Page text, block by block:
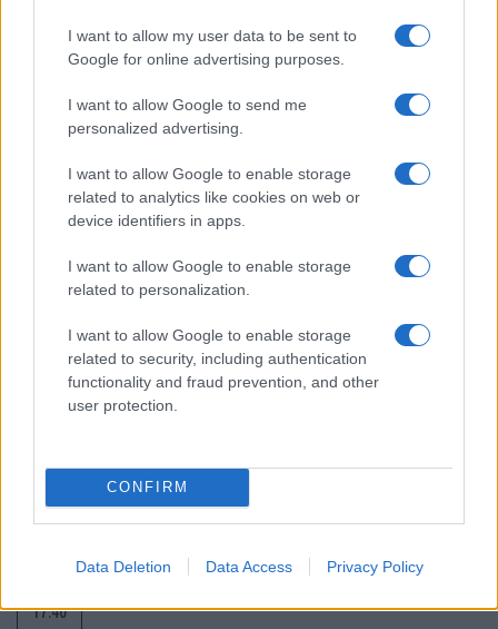
I want to allow my user data to be sent to
Google for online advertising purposes.
I want to allow Google to send me
personalized advertising.
I want to allow Google to enable storage
related to analytics like cookies on web or
device identifiers in apps.
I want to allow Google to enable storage
related to personalization.
I want to allow Google to enable storage
related to security, including authentication
functionality and fraud prevention, and other
user protection.
CONFIRM
Data Deletion Data Access Privacy Policy
ΣΑΝ ΣΗΜΕΡΑ – 10 Αυγούστου 955:
Μάχη του Lechfeld, ο Όθων ο Μέγας
εξοντώνει τους Μαγυάρους
Το θωρηκτό του Τραμπ θα κοστίζει 18
δις δολάρια το ένα!
Άλλο μισό $δις για αντιαρματικούς TOW
17:40